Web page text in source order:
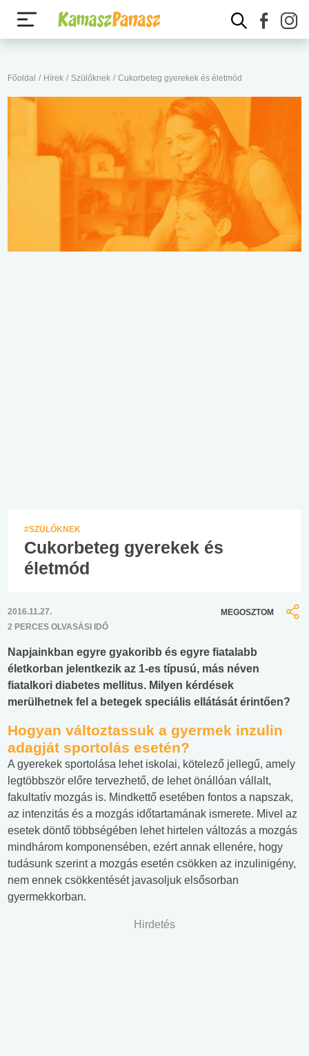
Főoldal / Hírek / Szülőknek / Cukorbeteg gyerekek és életmód
#SZÜLŐKNEK
Cukorbeteg gyerekek és
életmód
2016.11.27.
2 PERCES OLVASÁSI IDŐ
MEGOSZTOM
Napjainkban egyre gyakoribb és egyre fiatalabb
életkorban jelentkezik az 1-es típusú, más néven
fiatalkori diabetes mellitus. Milyen kérdések
merülhetnek fel a betegek speciális ellátását érintően?
Hogyan változtassuk a gyermek inzulin
adagját sportolás esetén?
A gyerekek sportolása lehet iskolai, kötelező jellegű, amely
legtöbbször előre tervezhető, de lehet önállóan vállalt,
fakultatív mozgás is. Mindkettő esetében fontos a napszak,
az intenzitás és a mozgás időtartamának ismerete. Mivel az
esetek döntő többségében lehet hirtelen változás a mozgás
mindhárom komponensében, ezért annak ellenére, hogy
tudásunk szerint a mozgás esetén csökken az inzulinigény,
nem ennek csökkentését javasoljuk elsősorban
gyermekkorban.
Hirdetés